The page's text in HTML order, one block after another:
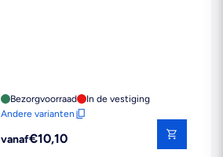
Bezorgvoorraad
In de vestiging
Andere varianten
Reguliere
vanaf€10,10